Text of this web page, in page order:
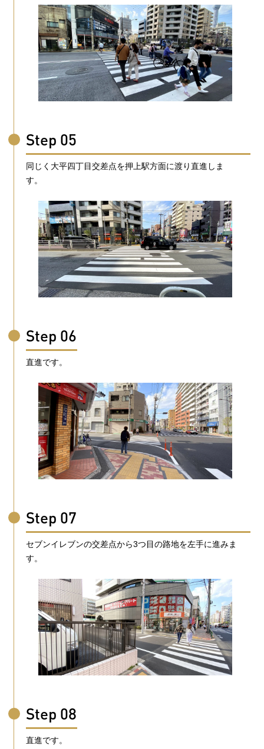
Step 05
同じく大平四丁目交差点を押上駅方面に渡り直進しま
す。
Step 06
直進です。
Step 07
セブンイレブンの交差点から3つ目の路地を左手に進みま
す。
Step 08
直進です。